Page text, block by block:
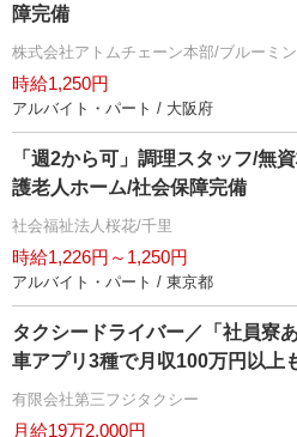
障完備
株式会社アトムチェーン本部/ブルーミ
時給1,250円
アルバイト・パート / 大阪府
「週2から可」調理スタッフ/無
護老人ホーム/社会保障完備
社会福祉法人桜花/千里
時給1,226円～1,250円
アルバイト・パート / 東京都
タクシードライバー／「社員寮
車アプリ3種で月収100万円以上
有限会社第三フジタクシー
月給19万2,000円